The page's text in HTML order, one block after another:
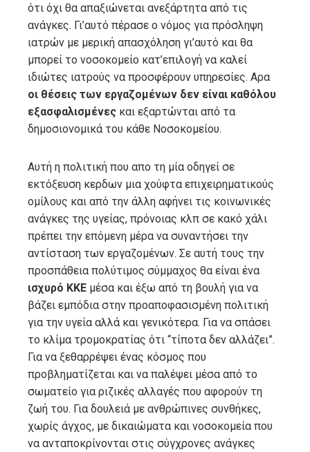
ότι όχι θα απαξιώνεται ανεξάρτητα από τις
ανάγκες. Γι’αυτό πέρασε ο νόμος για πρόσληψη
ιατρών με μερική απασχόληση γι’αυτό και θα
μπορεί το νοσοκομείο κατ’επιλογή να καλεί
ιδιώτες ιατρούς να προσφέρουν υπηρεσίες. Αρα
οι θέσεις των εργαζομένων δεν είναι καθόλου
εξασφαλισμένες και εξαρτώνται από τα
δημοσιονομικά του κάθε Νοσοκομείου.
Αυτή η πολιτική που απο τη μία οδηγεί σε
εκτόξευση κερδων μια χούφτα επιχειρηματικούς
ομίλους και από την άλλη αφήνει τις κοινωνικές
ανάγκες της υγείας, πρόνοιας κλπ σε κακό χάλι
πρέπει την επόμενη μέρα να συναντήσει την
αντίσταση των εργαζομένων. Σε αυτή τους την
προσπάθεια πολύτιμος σύμμαχος θα είναι ένα
ισχυρό ΚΚΕ μέσα και έξω από τη βουλή για να
βάζει εμπόδια στην προαποφασισμένη πολιτική
για την υγεία αλλά και γενικότερα. Για να σπάσει
το κλίμα τρομοκρατίας ότι “τίποτα δεν αλλάζει”.
Για να ξεθαρρέψει ένας κόσμος που
προβληματίζεται και να παλέψει μέσα από το
σωματείο για ριζικές αλλαγές που αφορούν τη
ζωή του. Για δουλειά με ανθρώπινες συνθήκες,
χωρίς άγχος, με δικαιώματα και νοσοκομεία που
να ανταποκρίνονται στις σύγχρονες ανάγκες